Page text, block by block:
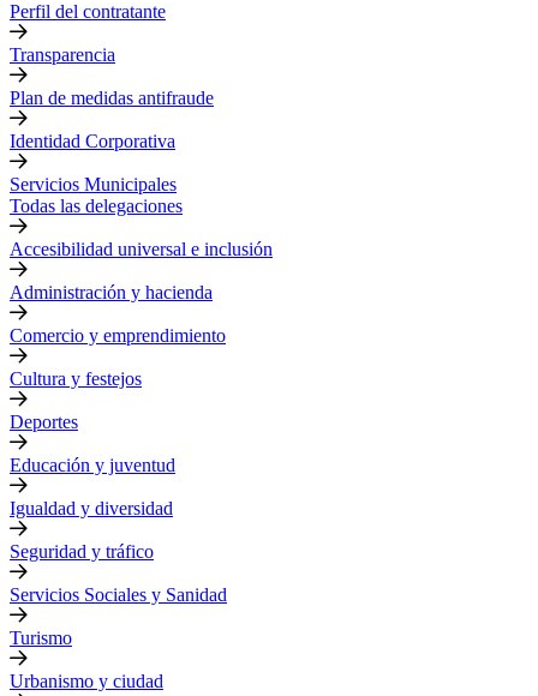
Perfil del contratante
Transparencia
Plan de medidas antifraude
Identidad Corporativa
Servicios Municipales
Todas las delegaciones
Accesibilidad universal e inclusión
Administración y hacienda
Comercio y emprendimiento
Cultura y festejos
Deportes
Educación y juventud
Igualdad y diversidad
Seguridad y tráfico
Servicios Sociales y Sanidad
Turismo
Urbanismo y ciudad